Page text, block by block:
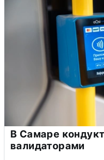
В Самаре
валидаторами